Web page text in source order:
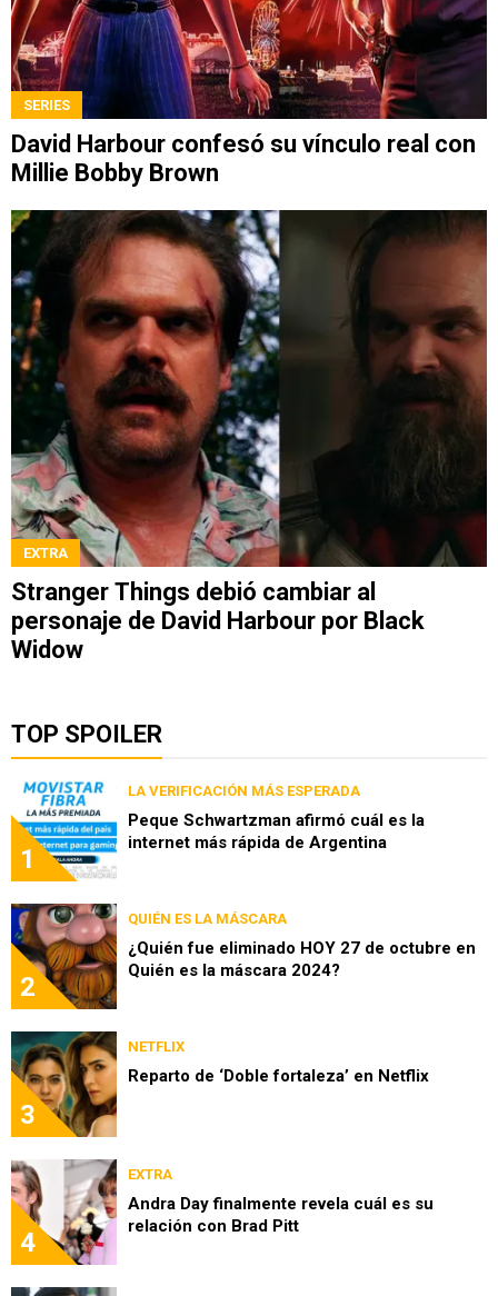
SERIES
David Harbour confesó su vínculo real con
Millie Bobby Brown
EXTRA
Stranger Things debió cambiar al
personaje de David Harbour por Black
Widow
TOP SPOILER
1
LA VERIFICACIÓN MÁS ESPERADA
Peque Schwartzman afirmó cuál es la
internet más rápida de Argentina
2
QUIÉN ES LA MÁSCARA
¿Quién fue eliminado HOY 27 de octubre en
Quién es la máscara 2024?
3
NETFLIX
Reparto de ‘Doble fortaleza’ en Netflix
4
EXTRA
Andra Day finalmente revela cuál es su
relación con Brad Pitt